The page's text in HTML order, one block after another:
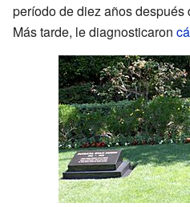
período de diez años después
Más tarde, le diagnosticaron